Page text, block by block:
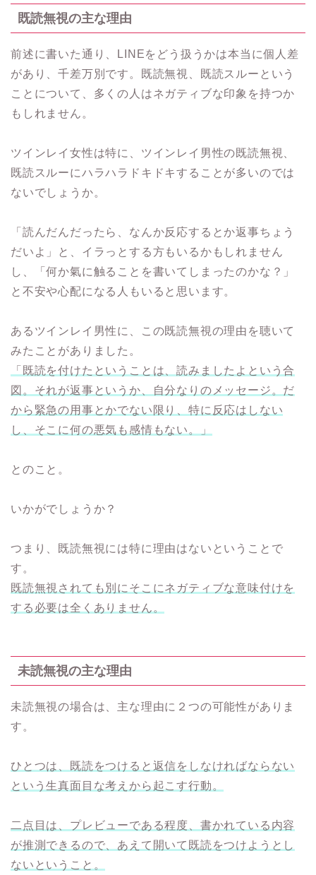
既読無視の主な理由
前述に書いた通り、LINEをどう扱うかは本当に個人差
があり、千差万別です。既読無視、既読スルーという
ことについて、多くの人はネガティブな印象を持つか
もしれません。
ツインレイ女性は特に、ツインレイ男性の既読無視、
既読スルーにハラハラドキドキすることが多いのでは
ないでしょうか。
「読んだんだったら、なんか反応するとか返事ちょう
だいよ」と、イラっとする方もいるかもしれません
し、「何か氣に触ることを書いてしまったのかな？」
と不安や心配になる人もいると思います。
あるツインレイ男性に、この既読無視の理由を聴いて
みたことがありました。
「既読を付けたということは、読みましたよという合
図。それが返事というか、自分なりのメッセージ。だ
から緊急の用事とかでない限り、特に反応はしない
し、そこに何の悪気も感情もない。」
とのこと。
いかがでしょうか？
つまり、既読無視には特に理由はないということで
す。
既読無視されても別にそこにネガティブな意味付けを
する必要は全くありません。
未読無視の主な理由
未読無視の場合は、主な理由に２つの可能性がありま
す。
ひとつは、既読をつけると返信をしなければならない
という生真面目な考えから起こす行動。
二点目は、プレビューである程度、書かれている内容
が推測できるので、あえて開いて既読をつけようとし
ないということ。